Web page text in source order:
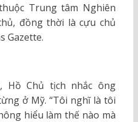
Trung tâm Nghiên
đồng thời là cựu chủ
Gazette.
Hồ Chủ tịch nhắc ông
ở Mỹ. “Tôi nghĩ là tôi
hiểu làm thế nào mà